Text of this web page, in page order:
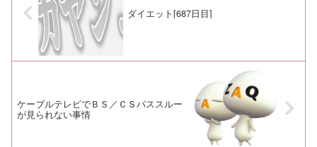
ダイエット[687日目]
ケーブルテレビでＢＳ／ＣＳパススルー
が見られない事情